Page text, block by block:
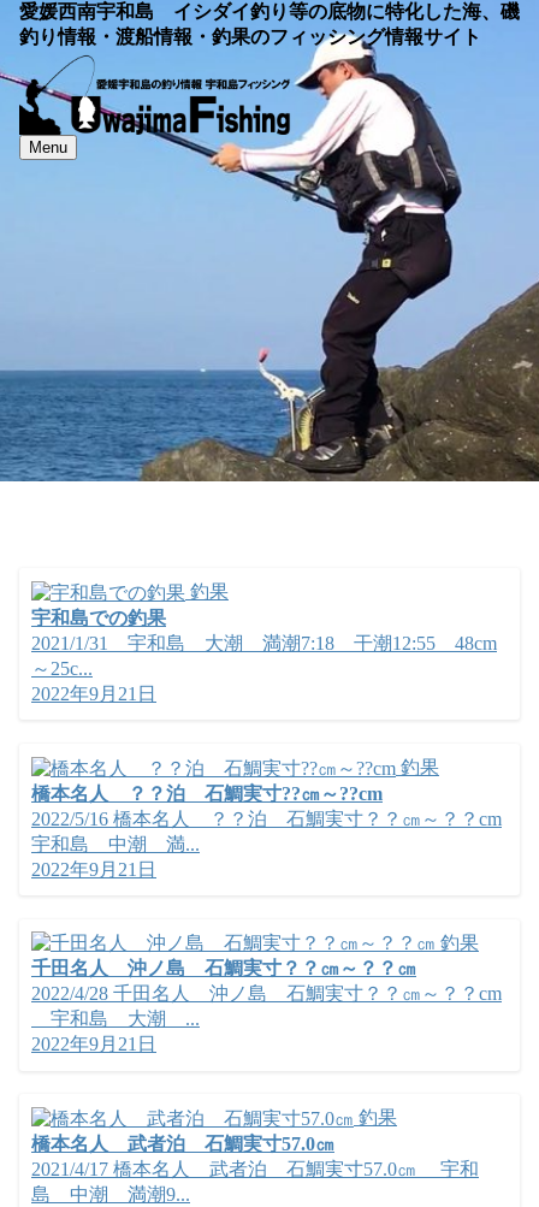
愛媛西南宇和島 イシダイ釣り等の底物に特化した海、磯
釣り情報・渡船情報・釣果のフィッシング情報サイト
Menu
釣果
宇和島での釣果
2021/1/31 宇和島 大潮 満潮7:18 干潮12:55 48cm
～25c...
2022年9月21日
釣果
橋本名人 ？？泊 石鯛実寸??㎝～??cm
2022/5/16 橋本名人 ？？泊 石鯛実寸？？㎝～？？cm
宇和島 中潮 満...
2022年9月21日
釣果
千田名人 沖ノ島 石鯛実寸？？㎝～？？㎝
2022/4/28 千田名人 沖ノ島 石鯛実寸？？㎝～？？cm
宇和島 大潮 ...
2022年9月21日
釣果
橋本名人 武者泊 石鯛実寸57.0㎝
2021/4/17 橋本名人 武者泊 石鯛実寸57.0㎝ 宇和
島 中潮 満潮9...